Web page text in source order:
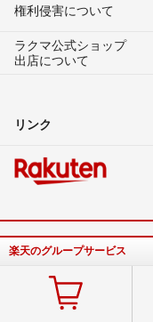
権利侵害について
ラクマ公式ショップ
出店について
リンク
楽天のグループサービス